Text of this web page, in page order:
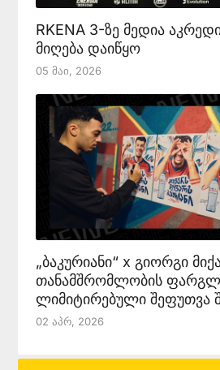
RKENA 3-ზე მედია
მიღება დაიწყო
05 Მაი, 2026
„ბაკურიანი“ x გიორგი
თანამშრომლობის
ლიმიტირებული შეფუთვა
02 Აპრ, 2026